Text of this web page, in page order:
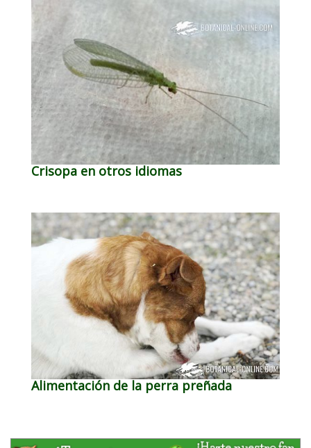
Crisopa en otros idiomas
Alimentación de la perra preñada